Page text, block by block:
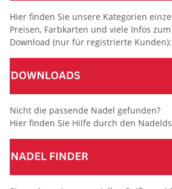
Hier finden Sie unsere Kategorien
Preisen, Farbkarten und viele Infos zum
Download (nur für registrierte Kunden):
Nicht die passende Nadel gefunden?
Hier finden Sie Hilfe durch den